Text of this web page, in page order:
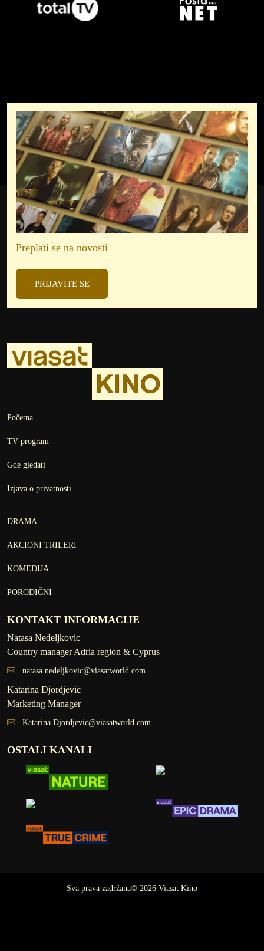
Preplati se na novosti
PRIJAVITE SE
Početna
TV program
Gde gledati
Izjava o privatnosti
DRAMA
AKCIONI TRILERI
KOMEDIJA
PORODIČNI
KONTAKT INFORMACIJE
Natasa Nedeljkovic
Country manager Adria region & Cyprus
natasa.nedeljkovic@viasatworld.com
Katarina Djordjevic
Marketing Manager
Katarina.Djordjevic@viasatworld.com
OSTALI KANALI
Sva prava zadržana© 2026 Viasat Kino